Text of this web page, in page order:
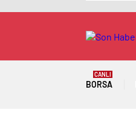
BORSA
CANLI